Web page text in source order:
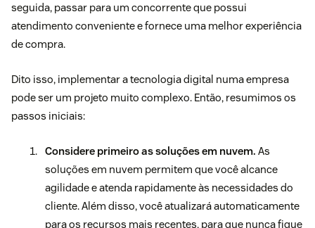
seguida, passar para um concorrente que possui
atendimento conveniente e fornece uma melhor experiência
de compra.
Dito isso, implementar a tecnologia digital numa empresa
pode ser um projeto muito complexo. Então, resumimos os
passos iniciais:
Considere primeiro as soluções em nuvem. As
soluções em nuvem permitem que você alcance
agilidade e atenda rapidamente às necessidades do
cliente. Além disso, você atualizará automaticamente
para os recursos mais recentes, para que nunca fique